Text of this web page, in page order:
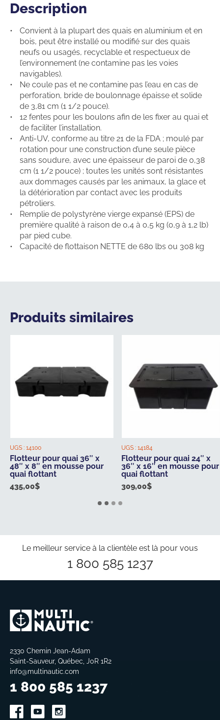
Description
Description
Convient à la plupart des quais en aluminium et en
bois, peut être installé ou modifié sur des quais
neufs ou usagés, recyclable et respectueux de
l’environnement (ne contamine pas les voies
navigables).
Ne coule pas et ne contamine pas l’eau en cas de
perforation, bride de boulonnage épaisse et solide
de 3,81 cm (1 1/2 pouce).
12 fentes pour les boulons afin de les fixer au quai et
de faciliter l’installation.
Anti-UV, conforme au titre 21 de la FDA ; moulé par
rotation pour une construction d’une seule pièce
sans soudure, avec une épaisseur de paroi de 0,38
cm (1 1/2 pouce) ; toutes les unités sont résistantes
aux dommages causés par les animaux, la glace et
la détérioration par contact avec les produits
pétroliers.
Remplie de polystyrène vierge expansé (EPS) de
première qualité à raison de 0,4 à 0,5 kg (0,9 à 1,2 lb)
par pied cube.
Capacité de flottaison NETTE de 680 lbs ou 308 kg
Produits similaires
UGS : 14100
Flotteur pour quai 36″ x
48″ x 8″ en mousse pour
quai flottant
435,00$
UGS : 14184
Flotteur pour quai 24″ x
36″ x 16″ en mousse pour
quai flottant
309,00$
Le meilleur service à la clientèle est là pour vous
1 800 585 1237
2330 Chemin Jean-Adam
Saint-Sauveur, Québec, J0R 1R2
info@multinautic.com
1 800 585 1237